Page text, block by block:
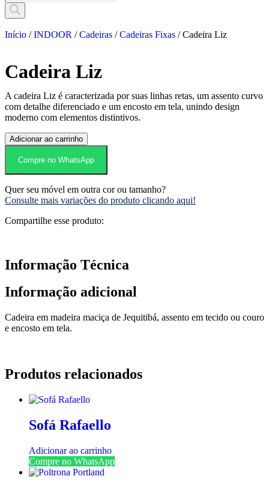
Início /INDOOR /Cadeiras /Cadeiras Fixas / Cadeira Liz
Cadeira Liz
A cadeira Liz é caracterizada por suas linhas retas, um assento curvo
com detalhe diferenciado e um encosto em tela, unindo design
moderno com elementos distintivos.
Adicionar ao carrinho
Compre no WhatsApp
Quer seu móvel em outra cor ou tamanho?
Consulte mais variações do produto clicando aqui!
Compartilhe esse produto:
Informação Técnica
Informação adicional
Cadeira em madeira maciça de Jequitibá, assento em tecido ou couro
e encosto em tela.
Produtos relacionados
Sofá Rafaello
Adicionar ao carrinho
Compre no WhatsApp